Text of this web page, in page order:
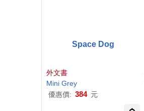
Space Dog
外文書
Mini Grey
優惠價: 384 元